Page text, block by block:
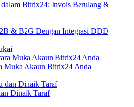
Bitrix24: Invois Berulang &
& B2G Dengan Integrasi DDD
Muka Akaun Bitrix24 Anda
Dinaik Taraf